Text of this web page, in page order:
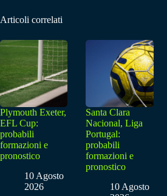
Articoli correlati
Plymouth Exeter,
EFL Cup:
probabili
formazioni e
pronostico
10 Agosto
2026
Santa Clara
Nacional, Liga
Portugal:
probabili
formazioni e
pronostico
10 Agosto